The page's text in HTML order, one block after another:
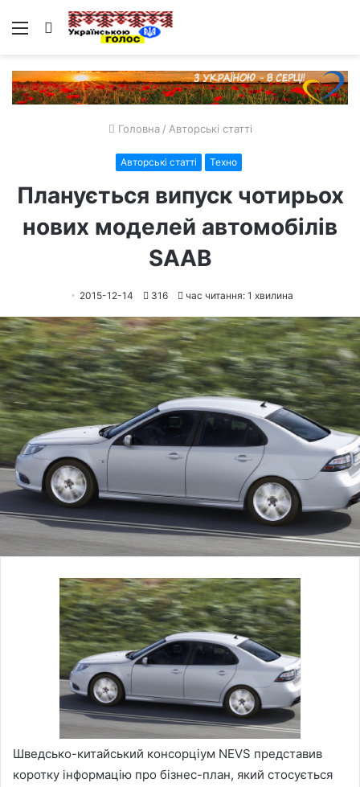
Меню Пошук
Головна / Авторські статті
Авторські статті Техно
Планується випуск чотирьох
нових моделей автомобілів
SAAB
2015-12-14 316 час читання: 1 хвилина
Шведсько-китайський консорціум NEVS представив
коротку інформацію про бізнес-план, який стосується